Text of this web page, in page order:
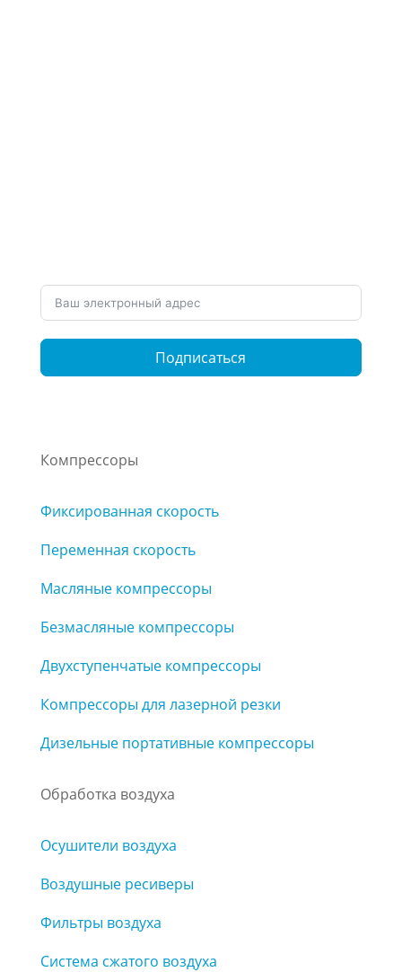
Подписаться
Компрессоры
Фиксированная скорость
Переменная скорость
Масляные компрессоры
Безмасляные компрессоры
Двухступенчатые компрессоры
Компрессоры для лазерной резки
Дизельные портативные компрессоры
Обработка воздуха
Осушители воздуха
Воздушные ресиверы
Фильтры воздуха
Система сжатого воздуха